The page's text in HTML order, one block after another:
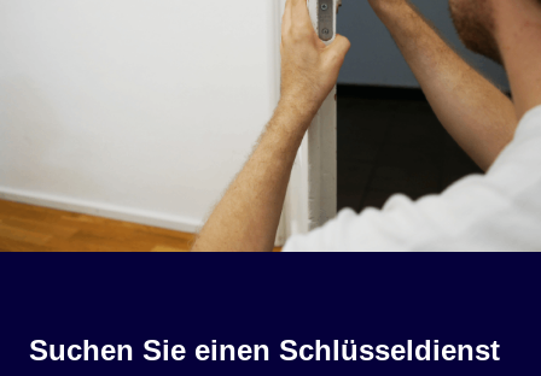
Suchen Sie einen Schlüsseldienst